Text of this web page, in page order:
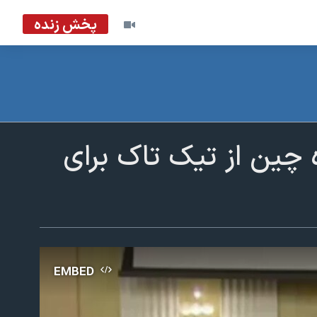
پخش زنده
چین از تیک تاک برای
EMBED